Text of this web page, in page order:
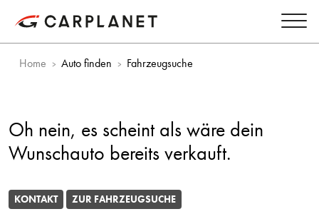
Home Auto finden Fahrzeugsuche
Oh nein, es scheint als wäre dein
Wunschauto bereits verkauft.
KONTAKT ZUR FAHRZEUGSUCHE